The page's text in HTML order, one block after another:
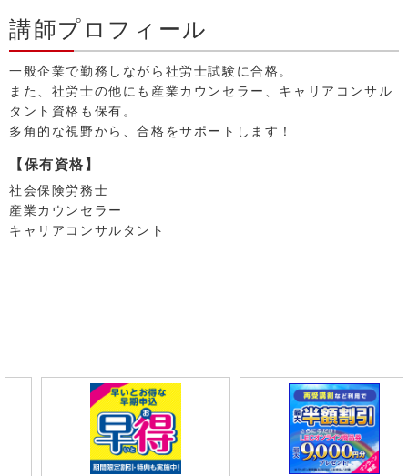
講師プロフィール
一般企業で勤務しながら社労士試験に合格。
また、社労士の他にも産業カウンセラー、キャリアコンサル
タント資格も保有。
多角的な視野から、合格をサポートします！
【保有資格】
社会保険労務士
産業カウンセラー
キャリアコンサルタント